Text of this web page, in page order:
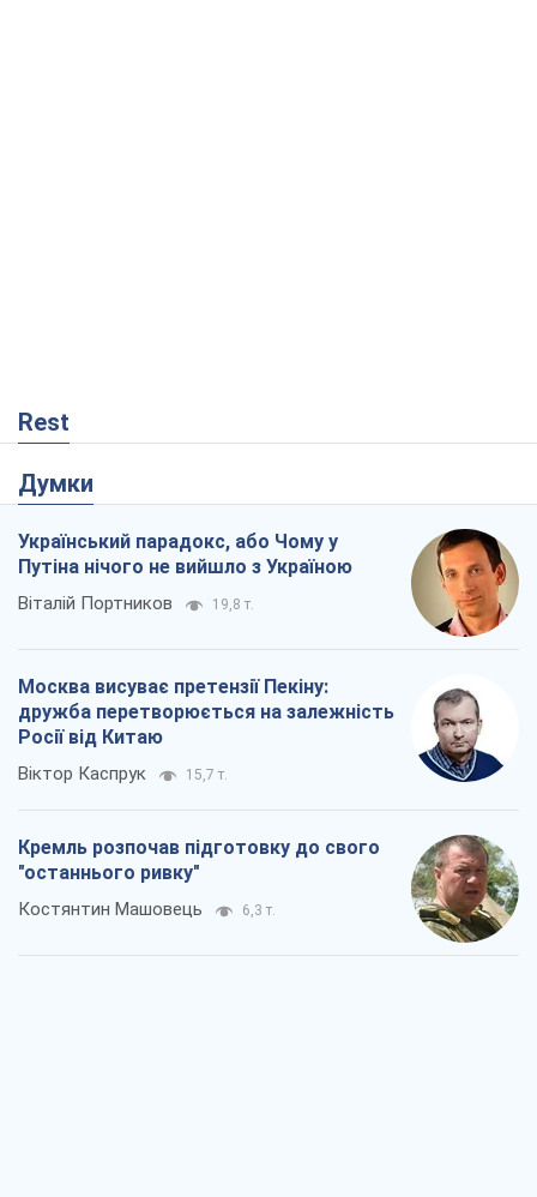
Rest
Думки
Український парадокс, або Чому у
Путіна нічого не вийшло з Україною
Віталій Портников 19,8 т.
Москва висуває претензії Пекіну:
дружба перетворюється на залежність
Росії від Китаю
Віктор Каспрук 15,7 т.
Кремль розпочав підготовку до свого
"останнього ривку"
Костянтин Машовець 6,3 т.